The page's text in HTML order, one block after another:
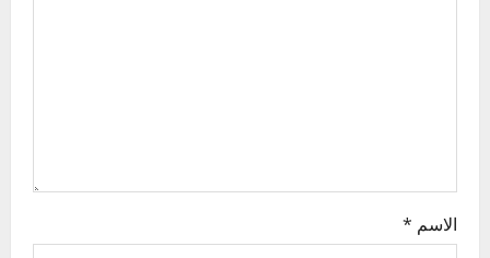
الاسم *